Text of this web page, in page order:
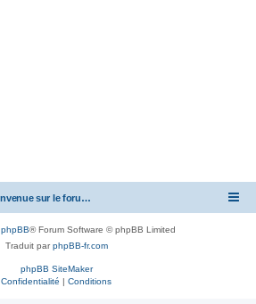
Bienvenue sur le forum des scooters de la gamme SYM
phpBB® Forum Software © phpBB Limited
Traduit parphpBB-fr.com
phpBB SiteMaker
Confidentialité | Conditions